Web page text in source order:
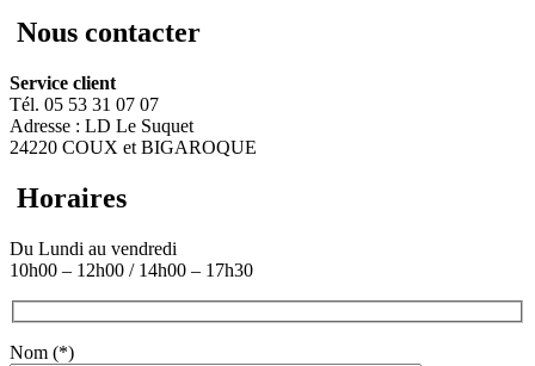
Nous contacter
Service client
Tél. 05 53 31 07 07
Adresse : LD Le Suquet
24220 COUX et BIGAROQUE
Horaires
Du Lundi au vendredi
10h00 – 12h00 / 14h00 – 17h30
Nom (*)